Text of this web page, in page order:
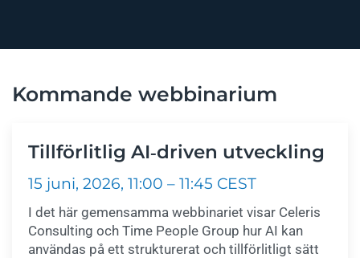
Kommande webbinarium
Tillförlitlig AI‑driven utveckling
15 juni, 2026, 11:00 – 11:45 CEST
I det här gemensamma webbinariet visar Celeris
Consulting och Time People Group hur AI kan
användas på ett strukturerat och tillförlitligt sätt